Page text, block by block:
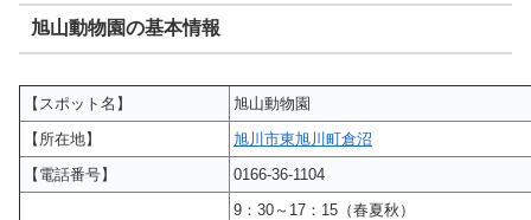
旭山動物園の基本情報
【スポット名】
旭山動物園
【所在地】
旭川市東旭川町倉沼
【電話番号】
0166-36-1104
9：30～17：15（春夏秋）